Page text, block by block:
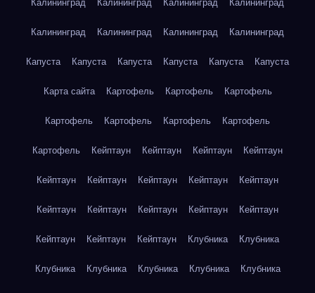
Калининград Калининград Калининград Калининград
Калининград Калининград Калининград Калининград
Капуста Капуста Капуста Капуста Капуста Капуста
Карта сайта Картофель Картофель Картофель
Картофель Картофель Картофель Картофель
Картофель Кейптаун Кейптаун Кейптаун Кейптаун
Кейптаун Кейптаун Кейптаун Кейптаун Кейптаун
Кейптаун Кейптаун Кейптаун Кейптаун Кейптаун
Кейптаун Кейптаун Кейптаун Клубника Клубника
Клубника Клубника Клубника Клубника Клубника